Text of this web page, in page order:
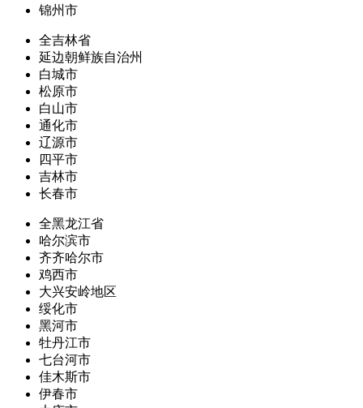
锦州市
全吉林省
延边朝鲜族自治州
白城市
松原市
白山市
通化市
辽源市
四平市
吉林市
长春市
全黑龙江省
哈尔滨市
齐齐哈尔市
鸡西市
大兴安岭地区
绥化市
黑河市
牡丹江市
七台河市
佳木斯市
伊春市